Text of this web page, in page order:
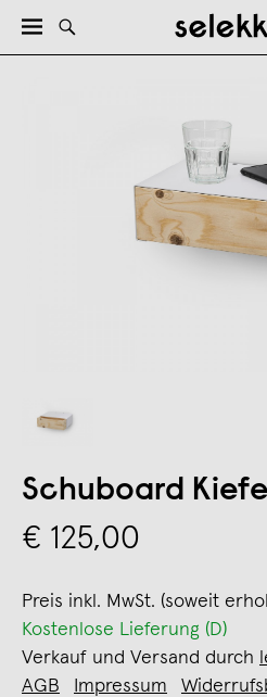
Schuboard
€ 125,00
Preis inkl. MwSt. (soweit
Kostenlose Lieferung (D)
Verkauf und Versand durch
AGB
Impressum